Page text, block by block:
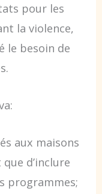
pour les
la violence,
le besoin de
aux maisons
d’inclure
programmes;